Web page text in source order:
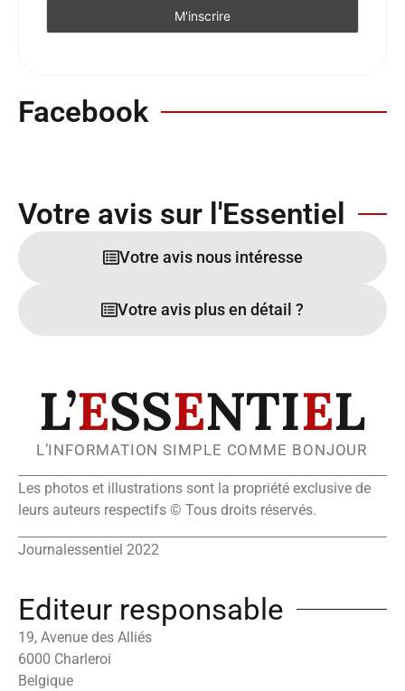
Facebook
Votre avis sur l'Essentiel
Votre avis nous intéresse
Votre avis plus en détail ?
L’ESSENTIEL
L’INFORMATION SIMPLE COMME BONJOUR
Les photos et illustrations sont la propriété exclusive de
leurs auteurs respectifs © Tous droits réservés.
Journalessentiel 2022
Editeur responsable
19, Avenue des Alliés
6000 Charleroi
Belgique